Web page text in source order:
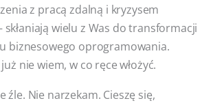
z pracą zdalną i kryzysem
wielu z Was do transformacji
biznesowego oprogramowania.
nie wiem, w co ręce włożyć.
źle. Nie narzekam. Cieszę się,